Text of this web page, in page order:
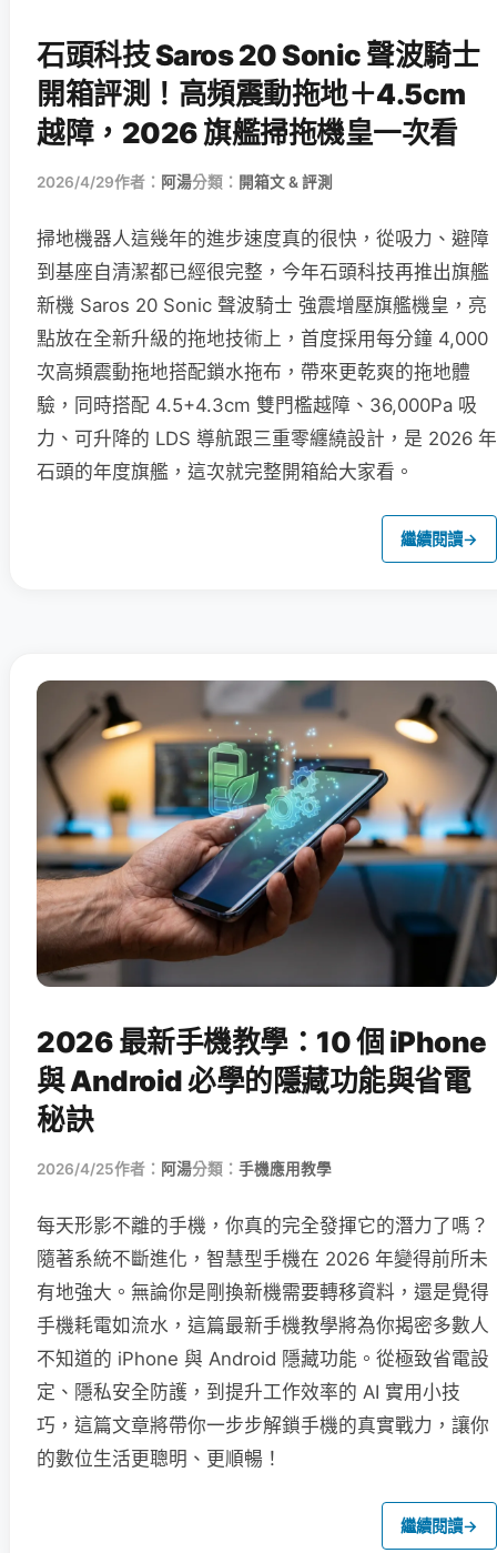
石頭科技 Saros 20 Sonic 聲波騎士
開箱評測！高頻震動拖地＋4.5cm
越障，2026 旗艦掃拖機皇一次看
2026/4/29作者： 阿湯分類： 開箱文 & 評測
掃地機器人這幾年的進步速度真的很快，從吸力、避障
到基座自清潔都已經很完整，今年石頭科技再推出旗艦
新機 Saros 20 Sonic 聲波騎士 強震增壓旗艦機皇，亮
點放在全新升級的拖地技術上，首度採用每分鐘 4,000
次高頻震動拖地搭配鎖水拖布，帶來更乾爽的拖地體
驗，同時搭配 4.5+4.3cm 雙門檻越障、36,000Pa 吸
力、可升降的 LDS 導航跟三重零纏繞設計，是 2026 年
石頭的年度旗艦，這次就完整開箱給大家看。
繼續閱讀→
2026 最新手機教學：10 個 iPhone
與 Android 必學的隱藏功能與省電
秘訣
2026/4/25作者： 阿湯分類： 手機應用教學
每天形影不離的手機，你真的完全發揮它的潛力了嗎？
隨著系統不斷進化，智慧型手機在 2026 年變得前所未
有地強大。無論你是剛換新機需要轉移資料，還是覺得
手機耗電如流水，這篇最新手機教學將為你揭密多數人
不知道的 iPhone 與 Android 隱藏功能。從極致省電設
定、隱私安全防護，到提升工作效率的 AI 實用小技
巧，這篇文章將帶你一步步解鎖手機的真實戰力，讓你
的數位生活更聰明、更順暢！
繼續閱讀→